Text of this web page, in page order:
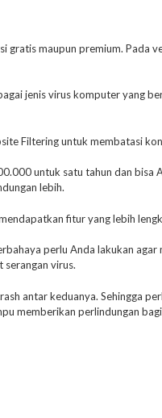
gratis maupun premium. Pada
jenis virus komputer yang
Filtering untuk membatasi
untuk satu tahun dan bisa
lebih.
fitur yang lebih
perlu Anda lakukan agar
serangan virus.
antar keduanya. Sehingga
memberikan perlindungan